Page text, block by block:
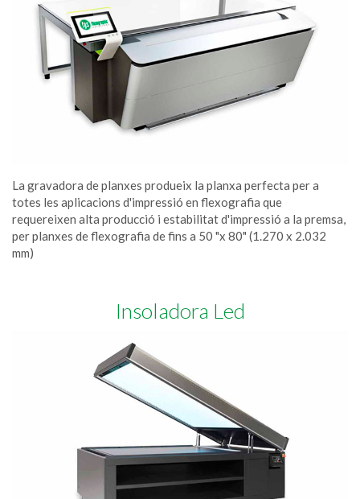
La gravadora de planxes produeix la planxa perfecta per a
totes les aplicacions d'impressió en flexografia que
requereixen alta producció i estabilitat d'impressió a la premsa,
per planxes de flexografia de fins a 50 "x 80" (1.270 x 2.032
mm)
Insoladora Led